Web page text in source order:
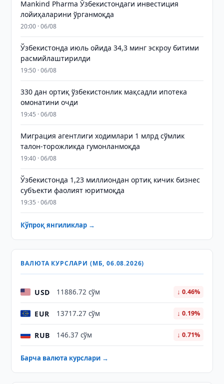
Mankind Pharma Ўзбекистондаги инвестиция
лойиҳаларини ўрганмоқда
20:00 · 06/08
Ўзбекистонда июль ойида 34,3 минг эскроу битими
расмийлаштирилди
19:50 · 06/08
330 дан ортиқ ўзбекистонлик мақсадли ипотека
омонатини очди
19:45 · 06/08
Миграция агентлиги ходимлари 1 млрд сўмлик
талон-торожликда гумонланмоқда
19:40 · 06/08
Ўзбекистонда 1,23 миллиондан ортиқ кичик бизнес
субъекти фаолият юритмоқда
19:35 · 06/08
Кўпроқ янгиликлар →
ВАЛЮТА КУРСЛАРИ (МБ, 06.08.2026)
USD 11886.72 сўм ↓ 0.46%
EUR 13717.27 сўм ↓ 0.19%
RUB 146.37 сўм ↓ 0.71%
Барча валюта курслари →